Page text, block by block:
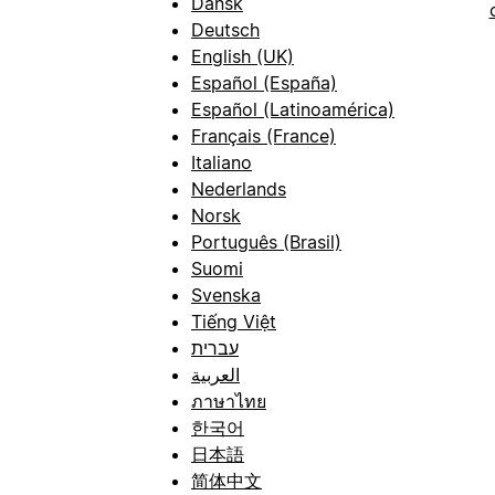
Deutsch
English (UK)
Español (España)
Español (Latinoamérica)
Français (France)
Italiano
Nederlands
Norsk
Português (Brasil)
Suomi
Svenska
Tiếng Việt
עברית
العربية
ภาษาไทย
한국어
日本語
简体中文